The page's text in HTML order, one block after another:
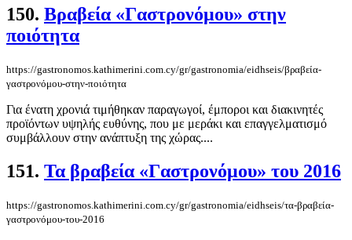
150. Βραβεία «Γαστρονόμου» στην
ποιότητα
https://gastronomos.kathimerini.com.cy/gr/gastronomia/eidhseis/βραβεία-
γαστρονόμου-στην-ποιότητα
Για ένατη χρονιά τιμήθηκαν παραγωγοί, έμποροι και διακινητές
προϊόντων υψηλής ευθύνης, που με μεράκι και επαγγελματισμό
συμβάλλουν στην ανάπτυξη της χώρας....
151. Τα βραβεία «Γαστρονόμου» του 2016
https://gastronomos.kathimerini.com.cy/gr/gastronomia/eidhseis/τα-βραβεία-
γαστρονόμου-του-2016